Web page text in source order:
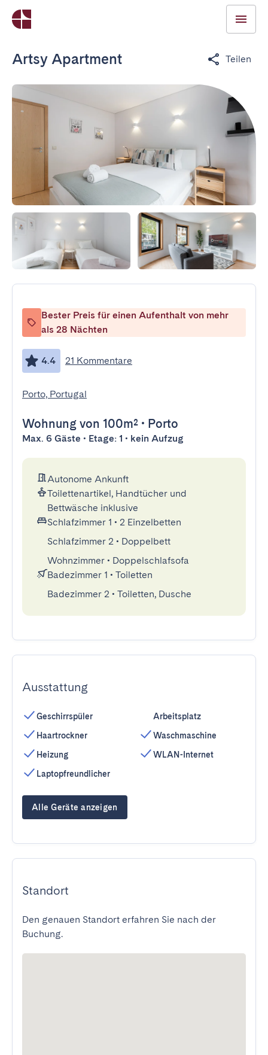
Artsy Apartment Teilen
Bester Preis für einen Aufenthalt von mehr
als 28 Nächten
4.4 21 Kommentare
Porto, Portugal
Wohnung von 100m² • Porto
Max. 6 Gäste • Etage: 1 • kein Aufzug
Autonome Ankunft
Toilettenartikel, Handtücher und
Bettwäsche inklusive
Schlafzimmer 1 • 2 Einzelbetten
Schlafzimmer 2 • Doppelbett
Wohnzimmer • Doppelschlafsofa
Badezimmer 1 • Toiletten
Badezimmer 2 • Toiletten, Dusche
Ausstattung
Geschirrspüler
Haartrockner
Heizung
Laptopfreundlicher
Arbeitsplatz
Waschmaschine
WLAN-Internet
Alle Geräte anzeigen
Standort
Den genauen Standort erfahren Sie nach der
Buchung.